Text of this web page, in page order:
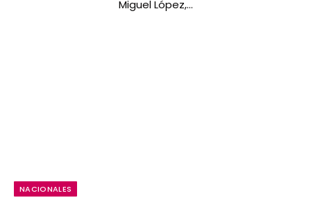
Miguel López,…
NACIONALES